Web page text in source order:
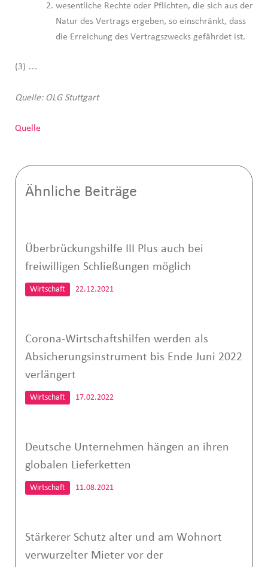
wesentliche Rechte oder Pflichten, die sich aus der
Natur des Vertrags ergeben, so einschränkt, dass
die Erreichung des Vertragszwecks gefährdet ist.
(3) …
Quelle: OLG Stuttgart
Quelle
Ähnliche Beiträge
Überbrückungshilfe III Plus auch bei
freiwilligen Schließungen möglich
Wirtschaft 22.12.2021
Corona-Wirtschaftshilfen werden als
Absicherungsinstrument bis Ende Juni 2022
verlängert
Wirtschaft 17.02.2022
Deutsche Unternehmen hängen an ihren
globalen Lieferketten
Wirtschaft 11.08.2021
Stärkerer Schutz alter und am Wohnort
verwurzelter Mieter vor der